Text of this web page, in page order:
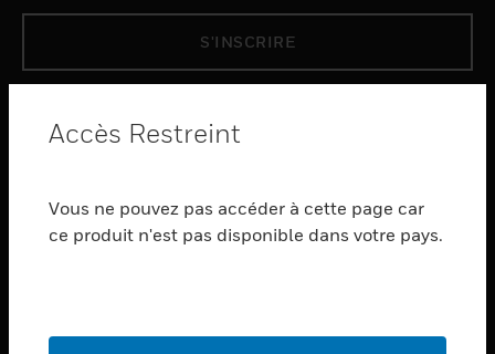
S'INSCRIRE
toggle view
SERVICES
toggle view
Accès Restreint
Vous ne pouvez pas accéder à cette page car
ce produit n'est pas disponible dans votre pays.